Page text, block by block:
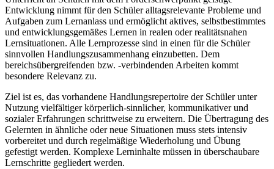
Entwicklung nimmt für den Schüler alltagsrelevante Probleme und
Aufgaben zum Lernanlass und ermöglicht aktives, selbstbestimmtes
und entwicklungsgemäßes Lernen in realen oder realitätsnahen
Lernsituationen. Alle Lernprozesse sind in einen für die Schüler
sinnvollen Handlungszusammenhang einzubetten. Dem
bereichsübergreifenden bzw. -verbindenden Arbeiten kommt
besondere Relevanz zu.
Ziel ist es, das vorhandene Handlungsrepertoire der Schüler unter
Nutzung vielfältiger körperlich-sinnlicher, kommunikativer und
sozialer Erfahrungen schrittweise zu erweitern. Die Übertragung des
Gelernten in ähnliche oder neue Situationen muss stets intensiv
vorbereitet und durch regelmäßige Wiederholung und Übung
gefestigt werden. Komplexe Lerninhalte müssen in überschaubare
Lernschritte gegliedert werden.